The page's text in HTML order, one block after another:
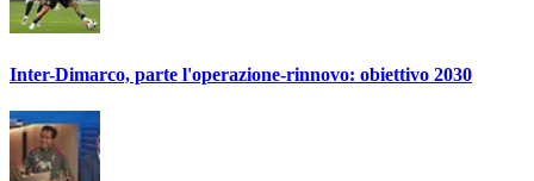
Inter-Dimarco, parte l'operazione-rinnovo: obiettivo 2030